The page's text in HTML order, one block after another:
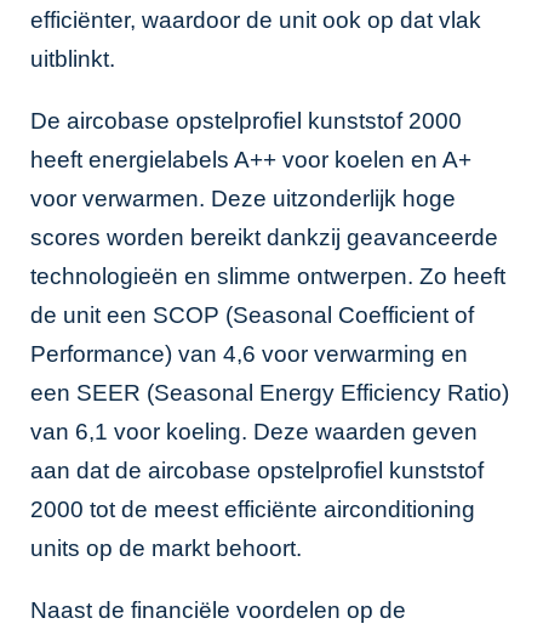
efficiënter, waardoor de unit ook op dat vlak
uitblinkt.
De aircobase opstelprofiel kunststof 2000
heeft energielabels A++ voor koelen en A+
voor verwarmen. Deze uitzonderlijk hoge
scores worden bereikt dankzij geavanceerde
technologieën en slimme ontwerpen. Zo heeft
de unit een SCOP (Seasonal Coefficient of
Performance) van 4,6 voor verwarming en
een SEER (Seasonal Energy Efficiency Ratio)
van 6,1 voor koeling. Deze waarden geven
aan dat de aircobase opstelprofiel kunststof
2000 tot de meest efficiënte airconditioning
units op de markt behoort.
Naast de financiële voordelen op de